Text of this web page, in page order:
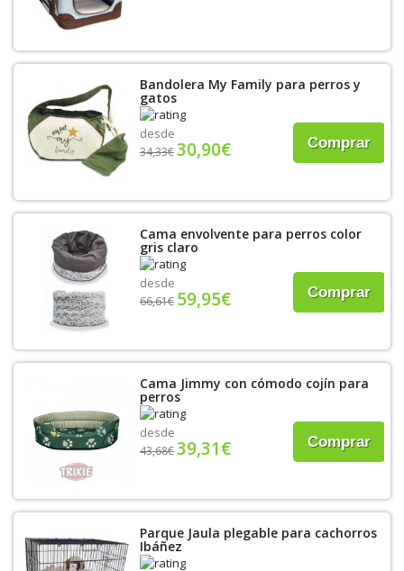
Bandolera My Family para perros y
gatos
desde
34,33€30,90€ Comprar
Cama envolvente para perros color
gris claro
desde
66,61€ 59,95€ Comprar
Cama Jimmy con cómodo cojín para
perros
desde
43,68€39,31€ Comprar
Parque Jaula plegable para cachorros
Ibáñez